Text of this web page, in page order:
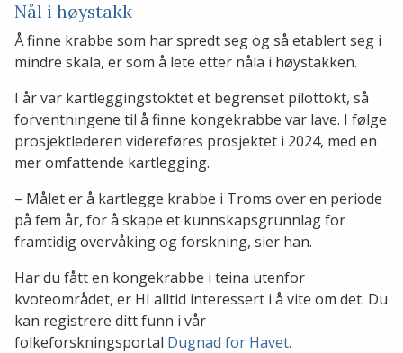
Nål i høystakk
Å finne krabbe som har spredt seg og så etablert seg i
mindre skala, er som å lete etter nåla i høystakken.
I år var kartleggingstoktet et begrenset pilottokt, så
forventningene til å finne kongekrabbe var lave. I følge
prosjektlederen videreføres prosjektet i 2024, med en
mer omfattende kartlegging.
– Målet er å kartlegge krabbe i Troms over en periode
på fem år, for å skape et kunnskapsgrunnlag for
framtidig overvåking og forskning, sier han.
Har du fått en kongekrabbe i teina utenfor
kvoteområdet, er HI alltid interessert i å vite om det. Du
kan registrere ditt funn i vår
folkeforskningsportal Dugnad for Havet.